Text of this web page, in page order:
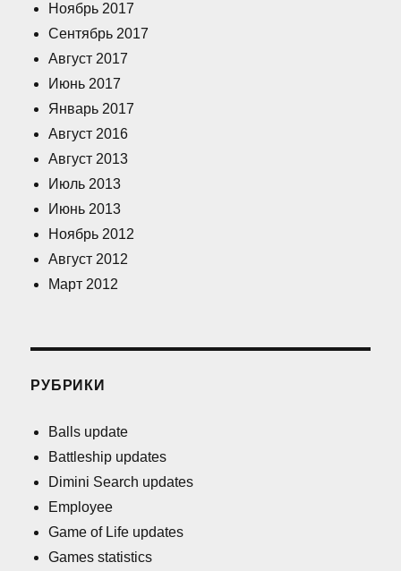
Ноябрь 2017
Сентябрь 2017
Август 2017
Июнь 2017
Январь 2017
Август 2016
Август 2013
Июль 2013
Июнь 2013
Ноябрь 2012
Август 2012
Март 2012
РУБРИКИ
Balls update
Battleship updates
Dimini Search updates
Employee
Game of Life updates
Games statistics